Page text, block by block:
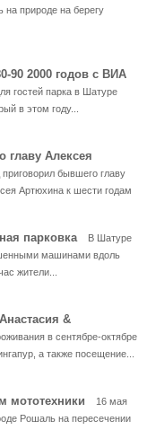
на природе на берегу
90 2000 годов с ВИА
гостей парка в Шатуре
в этом году...
главу Алексея
бывшего главу
Артюхина к шести годам
парковка
В Шатуре
машинами вдоль
жители...
&
в сентябре-октябре
а также посещение...
мототехники
16 мая
Рошаль на пересечении